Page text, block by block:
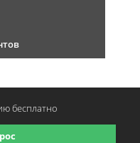
бесплатно